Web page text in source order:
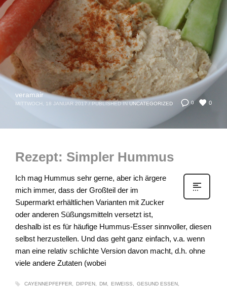
0 0
veramair
MITTWOCH, 18 JANUAR 2017 / PUBLISHED IN UNCATEGORIZED
Rezept: Simpler Hummus
Ich mag Hummus sehr gerne, aber ich ärgere
mich immer, dass der Großteil der im
Supermarkt erhältlichen Varianten mit Zucker
oder anderen Süßungsmitteln versetzt ist,
deshalb ist es für häufige Hummus-Esser sinnvoller, diesen
selbst herzustellen. Und das geht ganz einfach, v.a. wenn
man eine relativ schlichte Version davon macht, d.h. ohne
viele andere Zutaten (wobei
CAYENNEPFEFFER DIPPEN DM EIWEISS
GESUND ESSEN